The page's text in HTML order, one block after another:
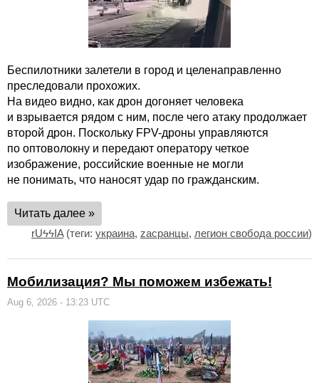
Беспилотники залетели в город и целенаправленно
преследовали прохожих.
На видео видно, как дрон догоняет человека
и взрывается рядом с ним, после чего атаку продолжает
второй дрон. Поскольку FPV-дроны управляются
по оптоволокну и передают оператору четкое
изображение, российские военные не могли
не понимать, что наносят удар по гражданским.
Читать далее »
rUϟϟIA(теги: украина, zасранцы, легион свобода россии)
Мобилизация? Мы поможем избежать!
Aug 6, 2026 - 13:23 UTC